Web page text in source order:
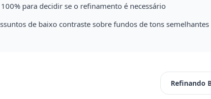
para decidir se o refinamento é necessário
de baixo contraste sobre fundos de tons semelhantes